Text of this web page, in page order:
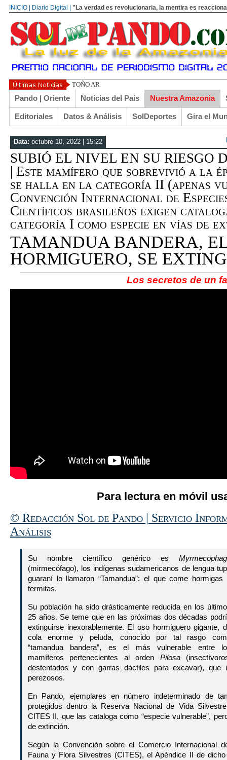
INICIO | Diario Digital | "La verdad es revolucionaria, la mentira es
TOÑO ARANÍBAR: RECUERDOS DE COCHABAMBA
Pando | Oriente Noticias del País Nuestra Amazonia
Editoriales Datos & Análisis SolDeportes Gira el
Data: octubre 10, 2022 | 15:22
SUBIÓ EL NIVEL EN SU RIESGO
| Este mamífero que sobrevivió a la
se halla en la categoría II (apenas
Convención Internacional de
Científicos brasileños exigen
categoría I como especie en vías de
TAMANDUA BANDERA,
HORMIGUERO, SE
Los secretos de un
Para lectura en móvil
© Redacción Sol de Pando | Servicio
Análisis
Su nombre científico genérico es
(mirmecófago), los indígenas sudamericanos de lengua
guaraní lo llamaron “Tamandua”: el que come hormigas
termitas.
Su población ha sido drásticamente reducida en los
25 años. Se teme que en las próximas dos décadas
extinguirse inexorablemente. El oso hormiguero gigante,
cola enorme y peluda, conocido por tal rasgo
“tamandua bandera”, es el más vulnerable entre
mamíferos pertenecientes al orden Pilosa
destentados y con garras dáctiles para excavar),
perezosos.
En Pando, ejemplares en número indeterminado de
protegidos dentro la Reserva Nacional de Vida
CITES II, que las cataloga como “especie vulnerable”,
de extinción.
Según la Convención sobre el Comercio Internacional
Fauna y Flora Silvestres (CITES), el Apéndice II de